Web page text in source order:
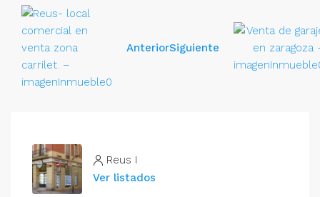
AnteriorSiguiente
Reus I
Ver listados